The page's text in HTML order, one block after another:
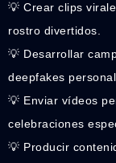
💡 Crear clips
rostro divertidos.
💡 Desarrollar
deepfakes
💡 Enviar vídeos
celebraciones
💡 Producir